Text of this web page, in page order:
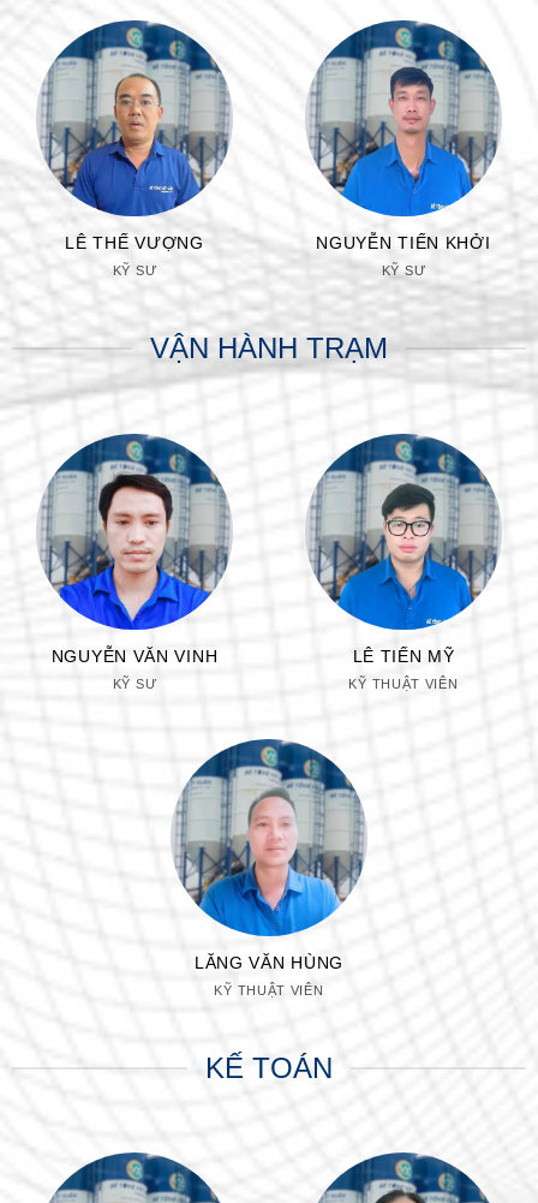
LÊ THẾ VƯỢNG
KỸ SƯ
NGUYỄN TIẾN KHỞI
KỸ SƯ
VẬN HÀNH TRẠM
NGUYỄN VĂN VINH
KỸ SƯ
LÊ TIẾN MỸ
KỸ THUẬT VIÊN
LĂNG VĂN HÙNG
KỸ THUẬT VIÊN
KẾ TOÁN